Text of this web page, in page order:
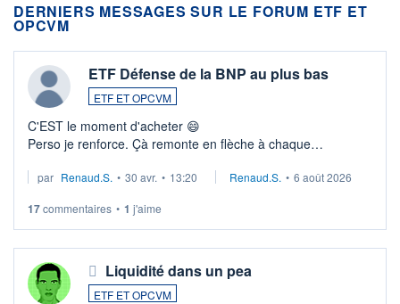
DERNIERS MESSAGES SUR LE FORUM ETF ET
OPCVM
ETF Défense de la BNP au plus bas
ETF ET OPCVM
C'EST le moment d'acheter 😄​
Perso je renforce. Çà remonte en flèche à chaque
Investissement long terme tip top pour sa retraite.
par Renaud.S. • 30 avr. • 13:20 Renaud.S. • 6 août 2026
17commentaires • 1 j'aime
Liquidité dans un pea
ETF ET OPCVM